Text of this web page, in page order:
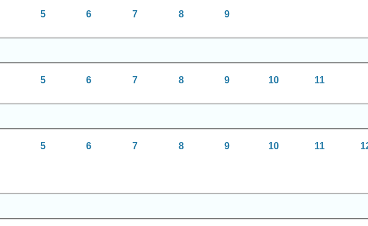
5 6 7 8 9
5 6 7 8 9 10 11
5 6 7 8 9 10 11